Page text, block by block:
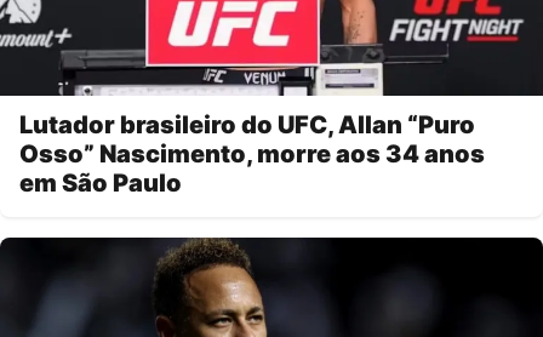
Lutador brasileiro do UFC, Allan “Puro
Osso” Nascimento, morre aos 34 anos
em São Paulo